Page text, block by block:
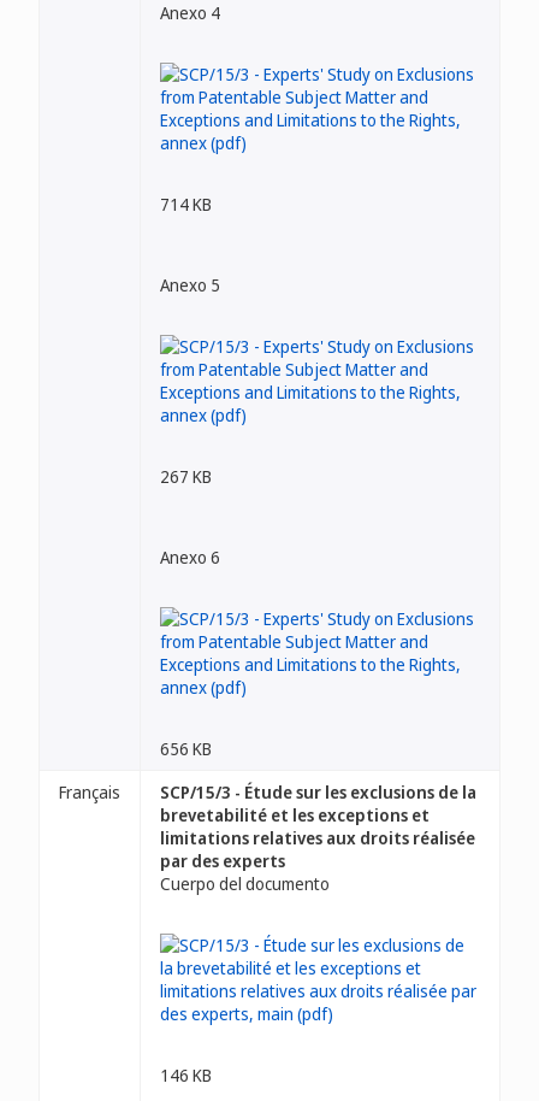
Anexo 4
714 KB
Anexo 5
267 KB
Anexo 6
656 KB
Français
SCP/15/3 - Étude sur les exclusions de la
brevetabilité et les exceptions et
limitations relatives aux droits réalisée
par des experts
Cuerpo del documento
146 KB